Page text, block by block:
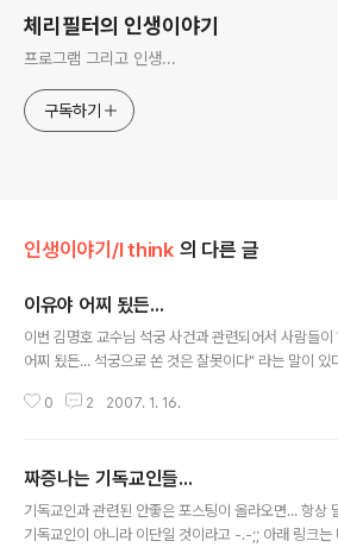
체리필터의 인생이야기
프로그램 그리고 인생...
구독하기
인생이야기/I think 의 다른 글
이유야 어찌 됬든...
이번 김명호 교수님 석궁 사건과 관련되어서 사람들
어찌 됬든... 석궁으로 쏜 것은 잘못이다" 라는 말이 있
져야 할 일이라면, 따져야 하는게 옳은거 아닐까? 이놈
0 2 2007. 1. 16.
짜증나는 기독교인들...
기독교인과 관련된 안좋은 포스팅이 올라오면... 항상
기독교인이 아니라 이단일 것이라고 -.-;; 아래 링크는